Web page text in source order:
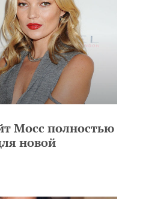
Мосс полностью
новой